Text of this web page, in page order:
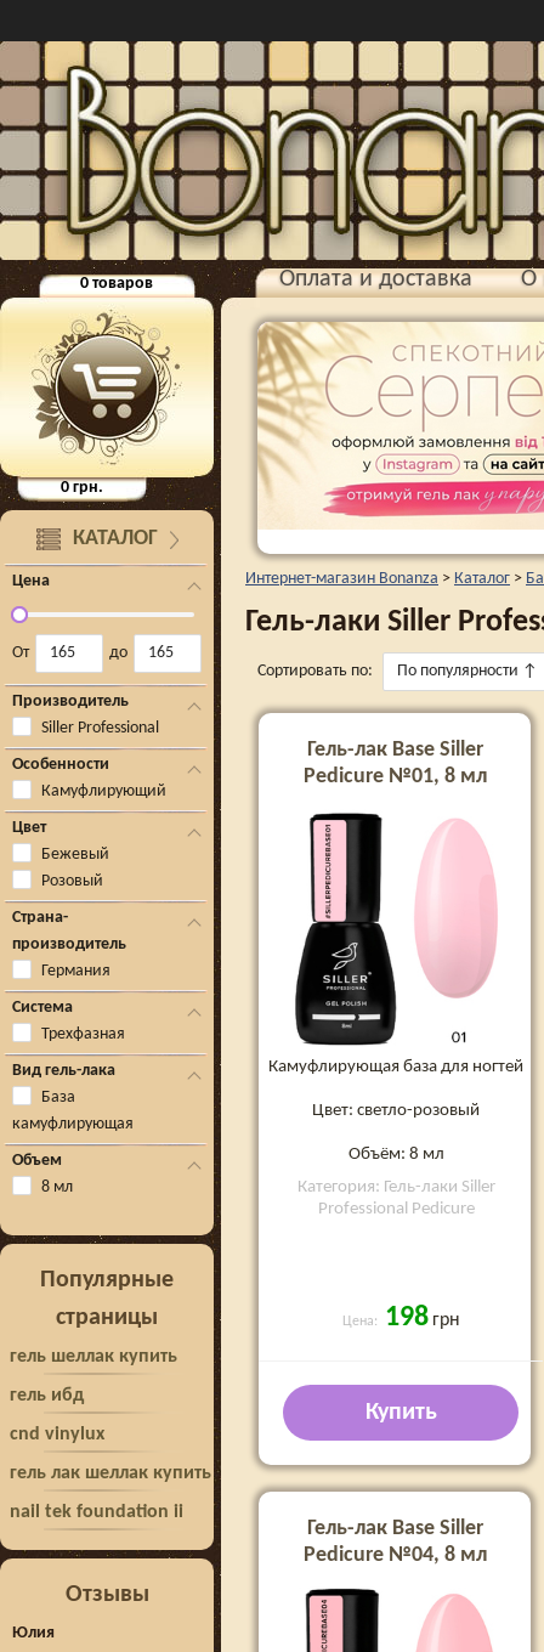
0товаров
0грн.
КАТАЛОГ
Цена
От до
Производитель
Siller Professional
Особенности
Камуфлирующий
Цвет
Бежевый
Розовый
Страна-
производитель
Германия
Система
Трехфазная
Вид гель-лака
База
камуфлирующая
Объем
8 мл
Популярные
страницы
гель шеллак купить
гель ибд
cnd vinylux
гель лак шеллак купить
nail tek foundation ii
Отзывы
Юлия
Оплата и доставка О
Интернет-магазин Bonanza > Каталог >
Гель-лаки Siller
Сортировать по: По популярности ↑
Гель-лак Base Siller
Pedicure №01, 8 мл
Камуфлирующая база для ногтей
Цвет: светло-розовый
Объём: 8 мл
Категория: Гель-лаки Siller
Professional Pedicure
Цена: 198 грн
Купить
Гель-лак Base Siller
Pedicure №04, 8 мл